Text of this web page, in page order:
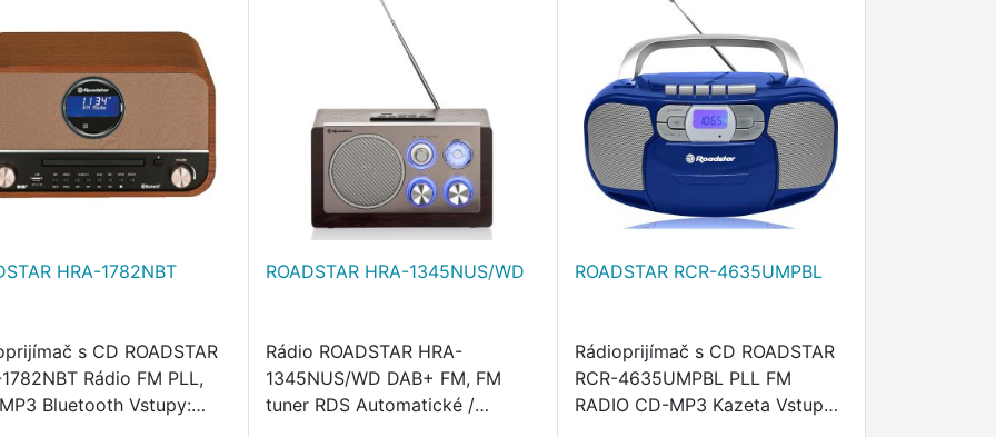
HRA-1782NBT
s CD ROADSTAR
Rádio FM PLL,
Bluetooth Vstupy:
ROADSTAR HRA-1345NUS/WD
Rádio ROADSTAR HRA-
1345NUS/WD DAB+ FM, FM
tuner RDS Automatické /
ROADSTAR RCR-4635UMPBL
Rádioprijímač s CD ROADSTAR
RCR-4635UMPBL PLL FM
RADIO CD-MP3 Kazeta Vstupy: